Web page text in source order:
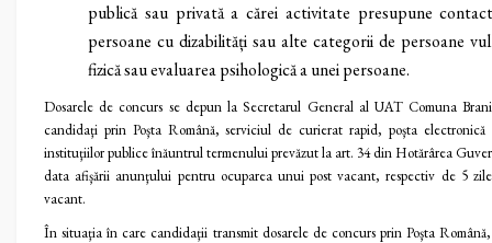
publică sau privată a cărei activitate presupune
persoane cu dizabilități sau alte categorii de persoane
fizică sau evaluarea psihologică a unei persoane.
Dosarele de concurs se depun la Secretarul General al UAT Comuna
candidaţi prin Poşta Română, serviciul de curierat rapid, poşta
instituţiilor publice înăuntrul termenului prevăzut la art. 34 din Hotărârea
data afişării anunţului pentru ocuparea unui post vacant, respectiv de 5
vacant.
În situaţia în care candidaţii transmit dosarele de concurs prin Poşta